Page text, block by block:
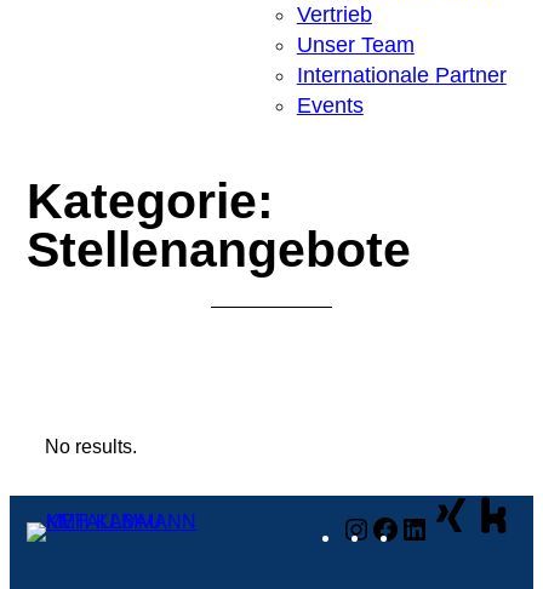
Vertrieb
Unser Team
Internationale Partner
Events
Kategorie:
Stellenangebote
No results.
Instagram
Facebook
LinkedIn